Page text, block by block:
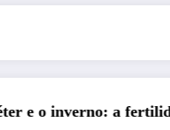
Entre o Falso